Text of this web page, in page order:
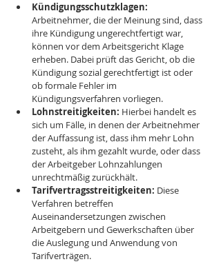
Kündigungsschutzklagen:
Arbeitnehmer, die der Meinung sind, dass
ihre Kündigung ungerechtfertigt war,
können vor dem Arbeitsgericht Klage
erheben. Dabei prüft das Gericht, ob die
Kündigung sozial gerechtfertigt ist oder
ob formale Fehler im
Kündigungsverfahren vorliegen.
Lohnstreitigkeiten: Hierbei handelt es
sich um Fälle, in denen der Arbeitnehmer
der Auffassung ist, dass ihm mehr Lohn
zusteht, als ihm gezahlt wurde, oder dass
der Arbeitgeber Lohnzahlungen
unrechtmäßig zurückhält.
Tarifvertragsstreitigkeiten: Diese
Verfahren betreffen
Auseinandersetzungen zwischen
Arbeitgebern und Gewerkschaften über
die Auslegung und Anwendung von
Tarifverträgen.